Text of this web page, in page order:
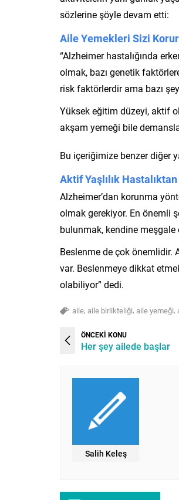
sözlerine şöyle devam etti:
Aile Yemekleri Sizi Korur
“Alzheimer hastalığında
olmak, bazı genetik
risk faktörlerdir ama bazı
Yüksek eğitim düzeyi, aktif
akşam yemeği bile
Bu içeriğimize benzer diğer
Aktif Yaşlılık
Alzheimer’dan korunma
olmak gerekiyor. En önemli
bulunmak, kendine meşgale
Beslenme de çok önemlidir.
var. Beslenmeye dikkat
olabiliyor” dedi.
aile, aile birlikteliği, aile yemeği,
ÖNCEKİ KONU
Her şey ailede başlar
Salih Keleş